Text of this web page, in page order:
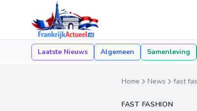
Laatste Nieuws Algemeen Samenleving
Home News fast
FAST FASHION